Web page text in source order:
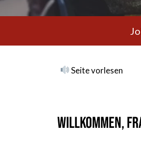
Seite vorlesen
Willkommen,